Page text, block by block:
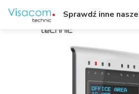
Sprawdź inne